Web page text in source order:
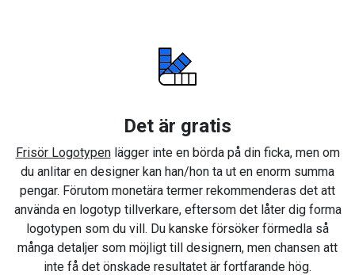
Det är gratis
Frisör Logotypenlägger inte en börda på din ficka, men om
du anlitar en designer kan han/hon ta ut en enorm summa
pengar. Förutom monetära termer rekommenderas det att
använda en logotyp tillverkare, eftersom det låter dig forma
logotypen som du vill. Du kanske försöker förmedla så
många detaljer som möjligt till designern, men chansen att
inte få det önskade resultatet är fortfarande hög.